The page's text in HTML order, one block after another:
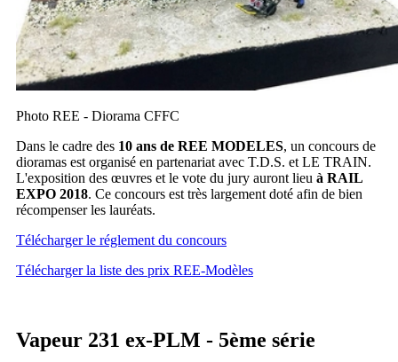
Photo REE - Diorama CFFC
Dans le cadre des 10 ans de REE MODELES, un concours de
dioramas est organisé en partenariat avec T.D.S. et LE TRAIN.
L'exposition des œuvres et le vote du jury auront lieu à RAIL
EXPO 2018. Ce concours est très largement doté afin de bien
récompenser les lauréats.
Télécharger le réglement du concours
Télécharger la liste des prix REE-Modèles
Vapeur 231 ex-PLM - 5ème série